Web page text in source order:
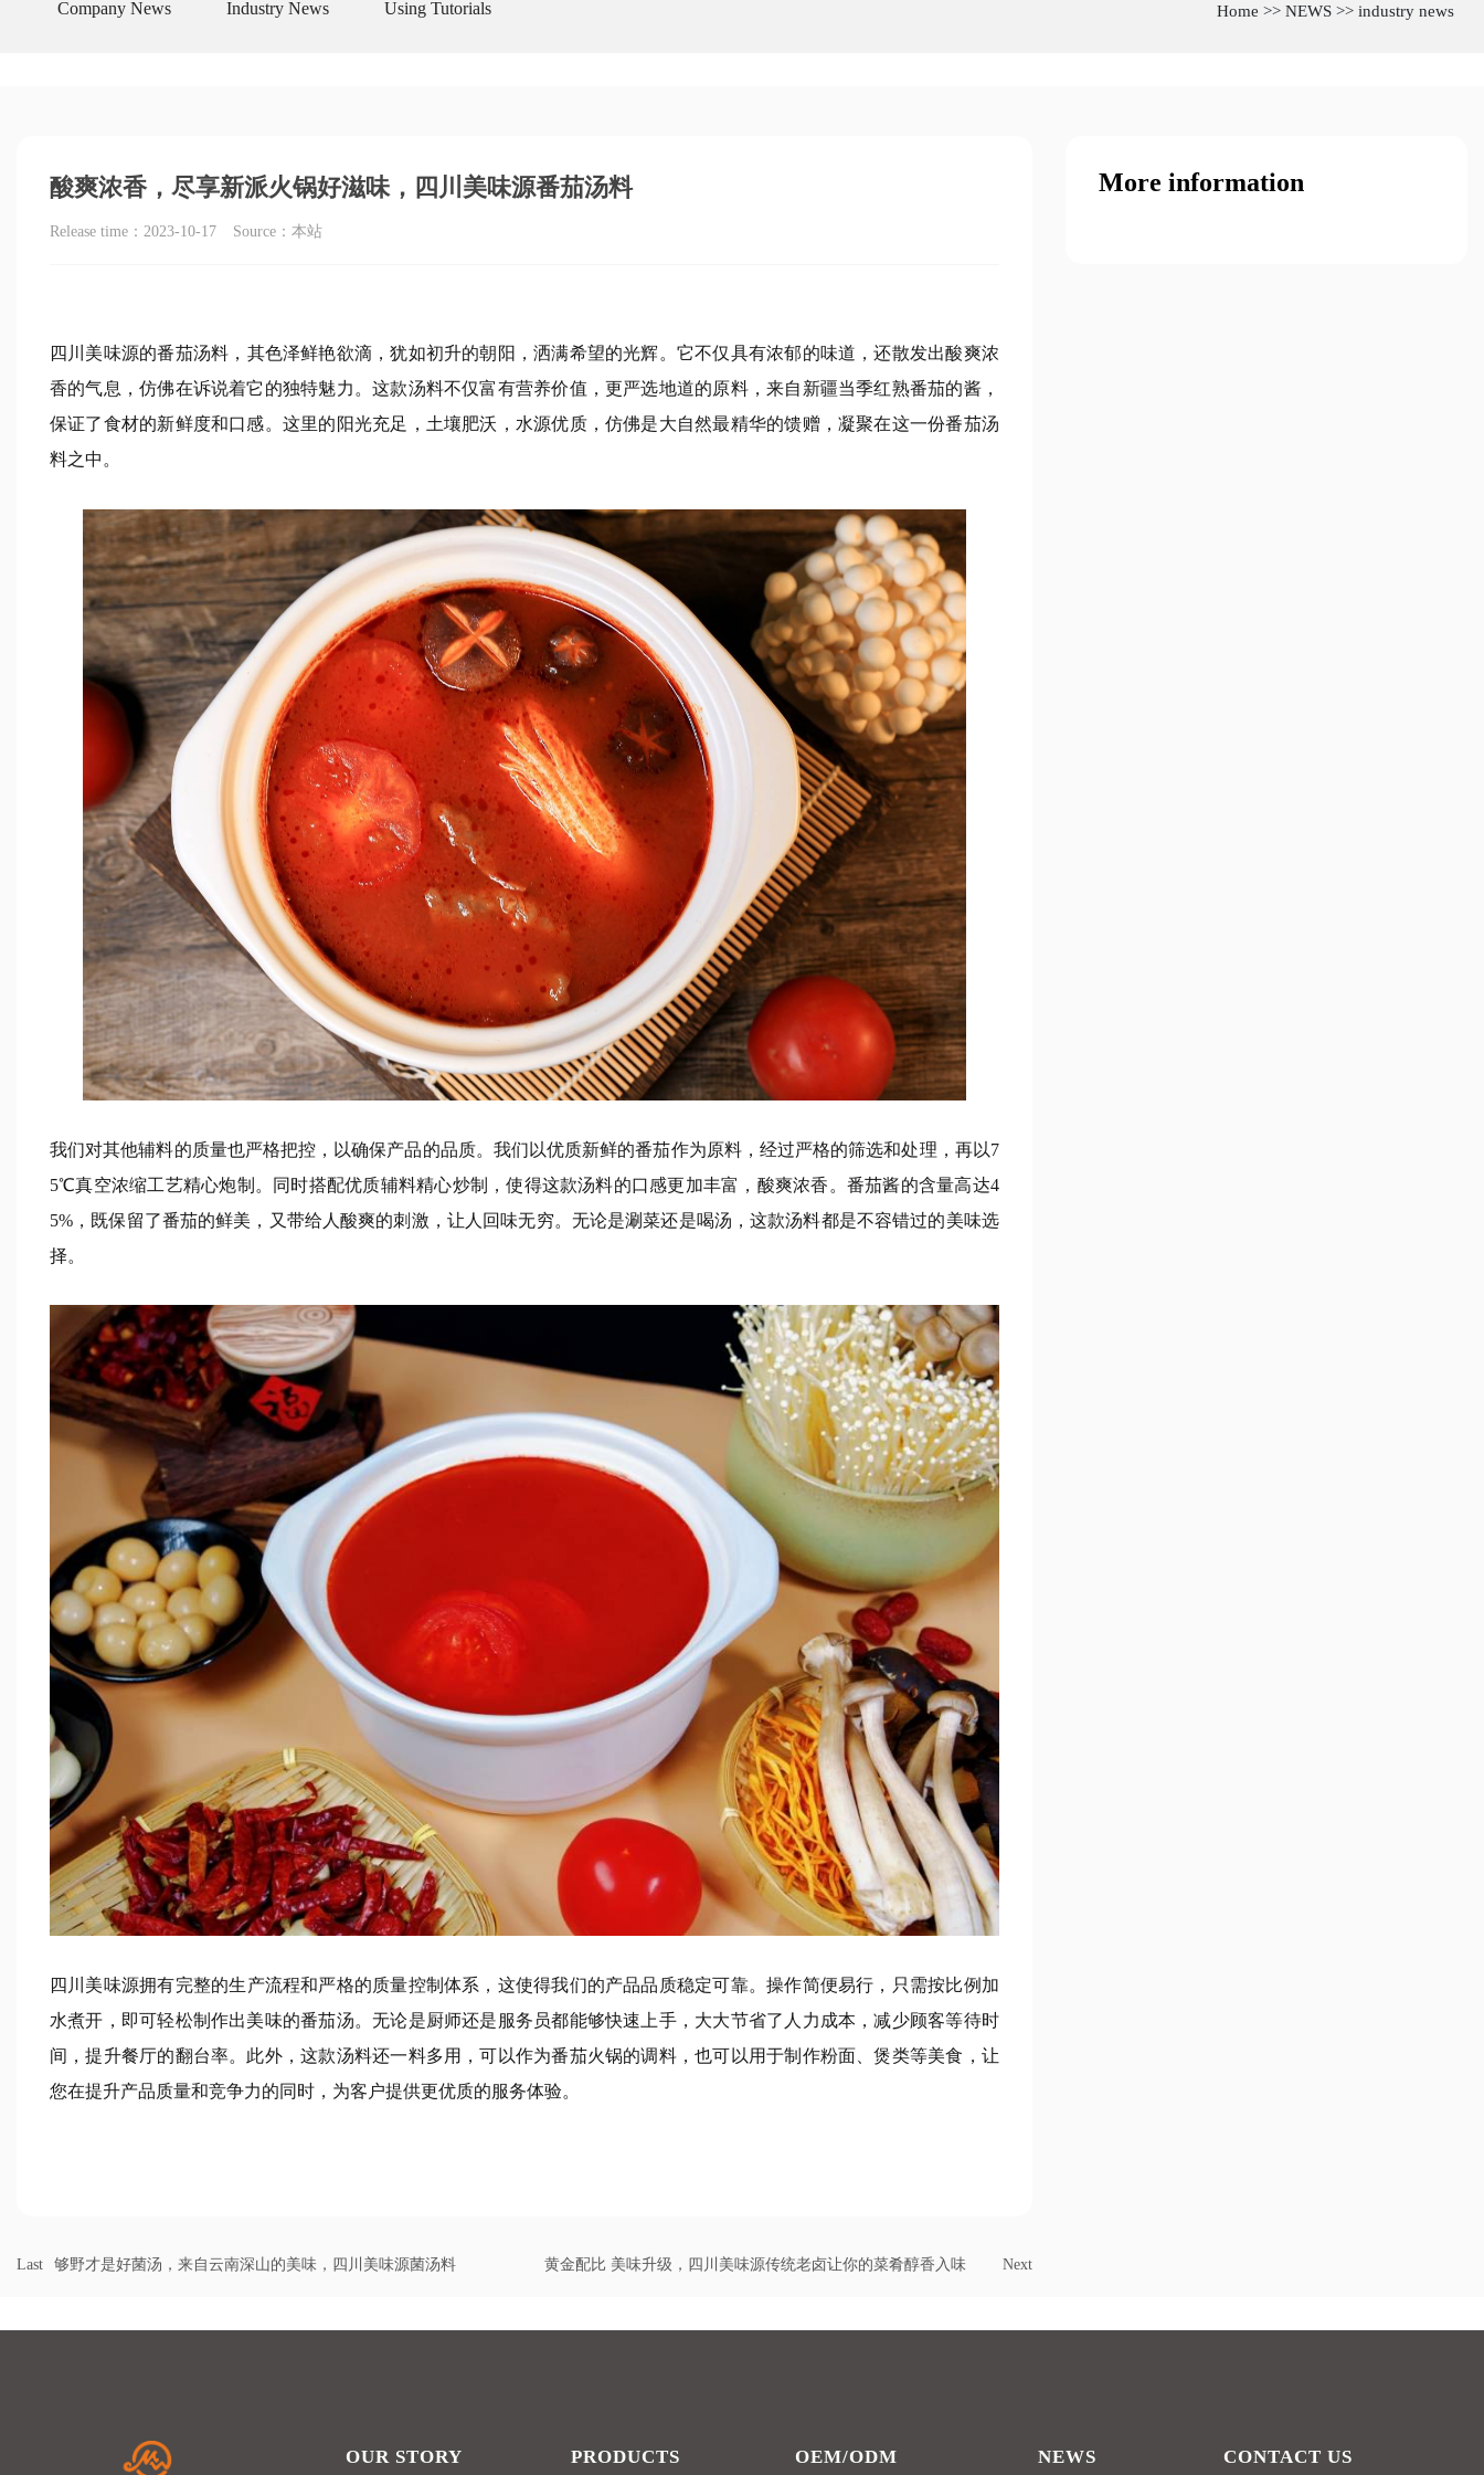
Company News Industry News Using Tutorials Home >>NEWS >>industry news
酸爽浓香，尽享新派火锅好滋味，四川美味源番茄汤料
Release time： 2023-10-17 Source： 本站
四川美味源的番茄汤料，其色泽鲜艳欲滴，犹如初升的朝阳，洒满希望的光辉。它不仅具有浓郁的味道，还散发出酸爽浓
香的气息，仿佛在诉说着它的独特魅力。这款汤料不仅富有营养价值，更严选地道的原料，来自新疆当季红熟番茄的酱，
保证了食材的新鲜度和口感。这里的阳光充足，土壤肥沃，水源优质，仿佛是大自然最精华的馈赠，凝聚在这一份番茄汤
料之中。
我们对其他辅料的质量也严格把控，以确保产品的品质。我们以优质新鲜的番茄作为原料，经过严格的筛选和处理，再以7
5℃真空浓缩工艺精心炮制。同时搭配优质辅料精心炒制，使得这款汤料的口感更加丰富，酸爽浓香。番茄酱的含量高达4
5%，既保留了番茄的鲜美，又带给人酸爽的刺激，让人回味无穷。无论是涮菜还是喝汤，这款汤料都是不容错过的美味选
择。
四川美味源拥有完整的生产流程和严格的质量控制体系，这使得我们的产品品质稳定可靠。操作简便易行，只需按比例加
水煮开，即可轻松制作出美味的番茄汤。无论是厨师还是服务员都能够快速上手，大大节省了人力成本，减少顾客等待时
间，提升餐厅的翻台率。此外，这款汤料还一料多用，可以作为番茄火锅的调料，也可以用于制作粉面、煲类等美食，让
您在提升产品质量和竞争力的同时，为客户提供更优质的服务体验。
Last 够野才是好菌汤，来自云南深山的美味，四川美味源菌汤料 黄金配比 美味升级，四川美味源传统老卤让你的菜肴醇香入味 Next
More information
OUR STORY PRODUCTS OEM/ODM NEWS CONTACT US